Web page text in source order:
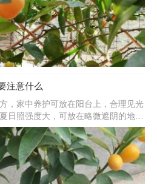
注意什么
，家中养护可放在阳台上，合理见光
日照强度大，可放在略微遮阴的地
长时期合理浇水，环境干燥时向叶片
施氮肥，开花后多施磷肥。金桔喜欢